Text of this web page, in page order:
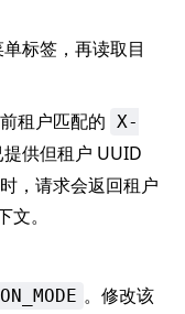
标签，再读取目
租户匹配的 X-
供但租户 UUID
，请求会返回租户
。
。修改该